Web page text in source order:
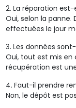
2. La réparation est-
Oui, selon la
effectuées le jour
3. Les données
Oui, tout est mis en
récupération est
4. Faut-il prendre
Non, le dépôt est